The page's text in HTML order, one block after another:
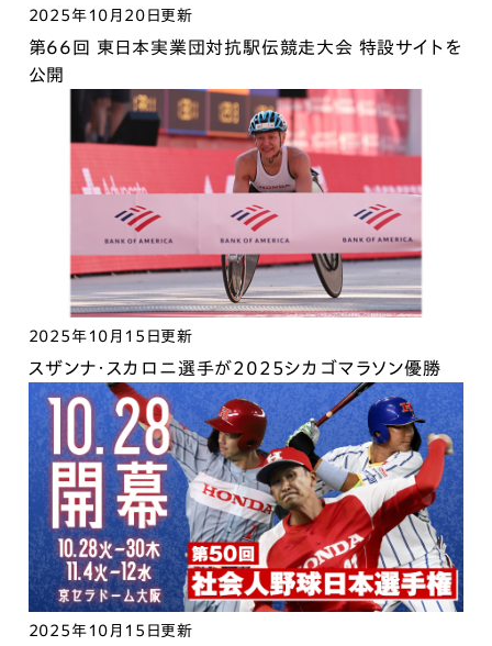
2025年10月20日更新
第66回 東日本実業団対抗駅伝競走大会 特設サイトを
公開
2025年10月15日更新
スザンナ・スカロニ選手が2025シカゴマラソン優勝
2025年10月15日更新